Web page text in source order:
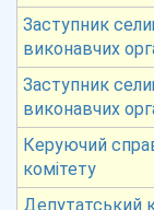
Заступник
виконавчих
Заступник
виконавчих
Керуючий
комітету
Депутатський